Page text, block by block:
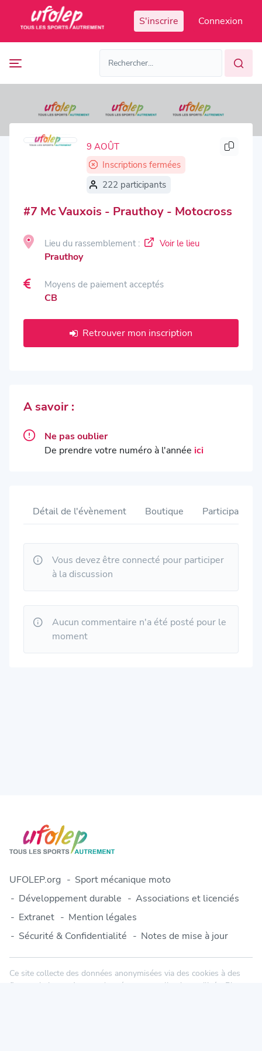
S'inscrire Connexion
manifestations
organisateur
Détail de l'évènement Boutique Participants
Vous devez être connecté pour participer
à la discussion
Aucun commentaire n'a été posté pour le
moment
9 AOÛT
Inscriptions fermées
222 participants
#7 Mc Vauxois - Prauthoy - Motocross
Lieu du rassemblement : Voir le lieu
Prauthoy
Moyens de paiement acceptés
CB
Retrouver mon inscription
A savoir :
Ne pas oublier
De prendre votre numéro à l'année ici
UFOLEP.org
Sport mécanique moto
Développement durable
Associations et licenciés
Extranet
Mention légales
Sécurité & Confidentialité
Notes de mise à jour
Ce site collecte des données anonymisées via des cookies à des
fins statistiques. Aucune donnée personnelle n'est utilisée. Plus
Panneau de gestion des cookies